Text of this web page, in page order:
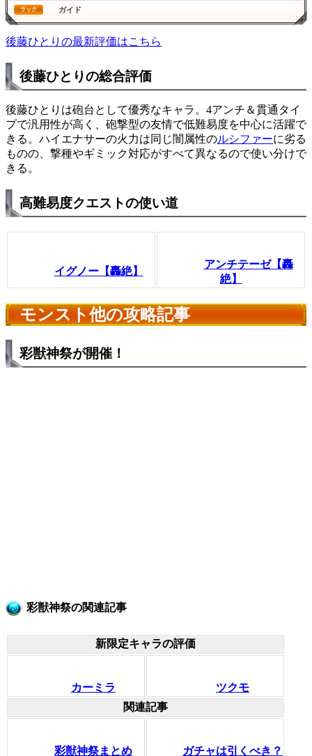
ラック ガイド
後藤ひとりの最新評価はこちら
後藤ひとりの総合評価
後藤ひとりは砲台として優秀なキャラ。4アンチ＆貫通タイ
プで汎用性が高く、砲撃型の友情で低難易度を中心に活躍で
きる。ハイエナサーの火力は同じ闇属性のルシファーに劣る
ものの、撃種やギミック対応がすべて異なるので使い分けで
きる。
高難易度クエストの使い道
イグノー【轟絶】
アンチテーゼ【轟
絶】
モンスト他の攻略記事
彩獣神祭が開催！
彩獣神祭の関連記事
新限定キャラの評価
カーミラ
ツクモ
関連記事
彩獣神祭まとめ ガチャは引くべき？